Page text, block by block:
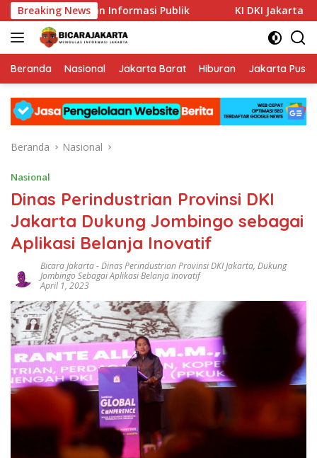
Langsung
ke
konten
Breaking NewsInformasi Publik KI DKI Jakarta : PT JIEP
Beranda Nasional Jakarta Barat Hiburan Jakarta Pusat
Beranda Nasional
Nasional
Dinas Perindustrian Provinsi DKI
Jakarta Dukung Jombingo sebagai
Aplikasi Belanja Inovatif
Bicara Jakarta-Dinas Perindustrian Provinsi DKI Jakarta, Dukung
Jombingo Sebagai Aplikasi Belanja Inovatif
April 1, 2023